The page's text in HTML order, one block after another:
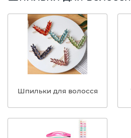
Шпильки для волосся